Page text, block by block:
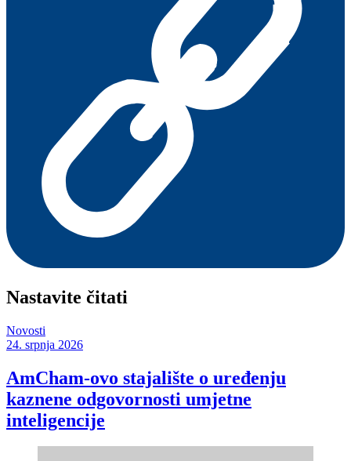
Nastavite čitati
Novosti
24. srpnja 2026
AmCham-ovo stajalište o uređenju
kaznene odgovornosti umjetne
inteligencije